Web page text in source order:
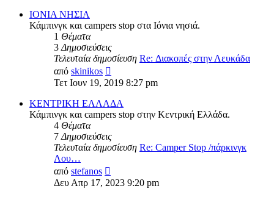
ΙΟΝΙΑ ΝΗΣΙΑ
Κάμπινγκ και campers stop στα Ιόνια νησιά.
1 Θέματα
3Δημοσιεύσεις
Τελευταία δημοσίευση Re: Διακοπές στην Λευκάδα
από skinikos
της
τελευταίας
δημοσίευσης
Τετ Ιουν 19, 2019 8:27 pm
ΚΕΝΤΡΙΚΗ ΕΛΛΑΔΑ
Κάμπινγκ και campers stop στην Κεντρική Ελλάδα.
4 Θέματα
7Δημοσιεύσεις
Τελευταία δημοσίευση Re: Camper Stop /πάρκινγκ
Λου…
από stefanos
της
τελευταίας
Δευ Απρ 17, 2023 9:20 pm